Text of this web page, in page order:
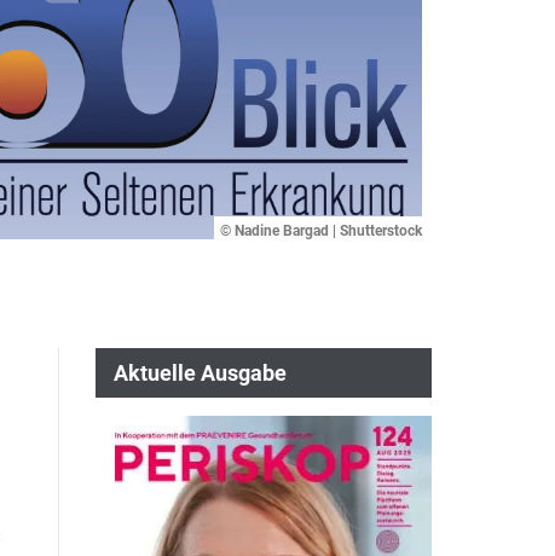
© Nadine Bargad | Shutterstock
Aktuelle Ausgabe